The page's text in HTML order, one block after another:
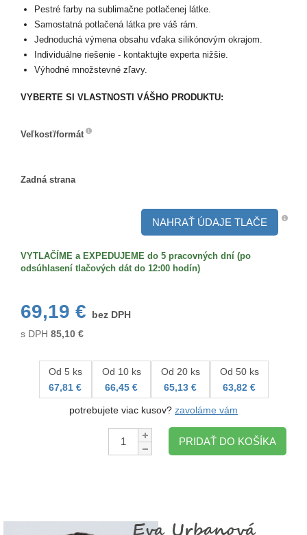
Pestré farby na sublimačne potlačenej látke.
Samostatná potlačená látka pre váš rám.
Jednoduchá výmena obsahu vďaka silikónovým okrajom.
Individuálne riešenie - kontaktujte experta nižšie.
Výhodné množstevné zľavy.
VYBERTE SI VLASTNOSTI VÁŠHO PRODUKTU:
Veľkosť/formát
Zadná strana
NAHRAŤ ÚDAJE TLAČE
VYTLAČÍME a EXPEDUJEME do 5 pracovných dní (po
odsúhlasení tlačových dát do 12:00 hodín)
69,19 €
bez DPH
s DPH 85,10 €
Od 5 ks
67,81 €
Od 10 ks
66,45 €
Od 20 ks
65,13 €
Od 50 ks
63,82 €
potrebujete viac kusov? zavoláme vám
Množstvo:
PRIDAŤ DO KOŠÍKA